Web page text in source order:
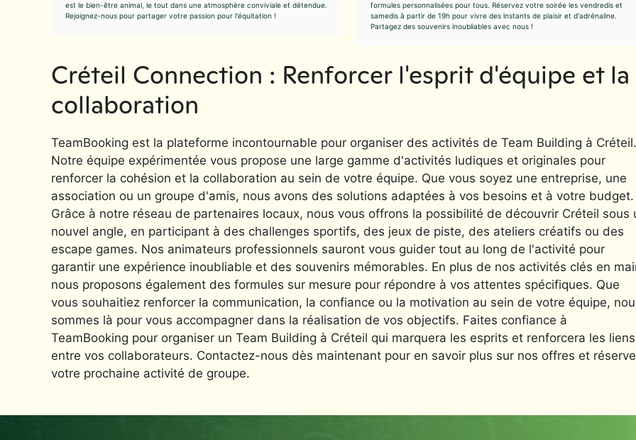
est le bien-être animal, le tout dans une atmosphère conviviale et détendue.
Rejoignez-nous pour partager votre passion pour l'équitation !
formules personnalisées pour tous. Réservez votre soirée les vendredis et
samedis à partir de 19h pour vivre des instants de plaisir et d'adrénaline.
Partagez des souvenirs inoubliables avec nous !
Créteil Connection : Renforcer l'esprit d'équipe et la
collaboration
TeamBooking est la plateforme incontournable pour organiser des activités de Team Building à Créteil.
Notre équipe expérimentée vous propose une large gamme d'activités ludiques et originales pour
renforcer la cohésion et la collaboration au sein de votre équipe. Que vous soyez une entreprise, une
association ou un groupe d'amis, nous avons des solutions adaptées à vos besoins et à votre budget.
Grâce à notre réseau de partenaires locaux, nous vous offrons la possibilité de découvrir Créteil sous
nouvel angle, en participant à des challenges sportifs, des jeux de piste, des ateliers créatifs ou des
escape games. Nos animateurs professionnels sauront vous guider tout au long de l'activité pour
garantir une expérience inoubliable et des souvenirs mémorables. En plus de nos activités clés en
nous proposons également des formules sur mesure pour répondre à vos attentes spécifiques. Que
vous souhaitiez renforcer la communication, la confiance ou la motivation au sein de votre équipe,
sommes là pour vous accompagner dans la réalisation de vos objectifs. Faites confiance à
TeamBooking pour organiser un Team Building à Créteil qui marquera les esprits et renforcera les liens
entre vos collaborateurs. Contactez-nous dès maintenant pour en savoir plus sur nos offres et
votre prochaine activité de groupe.